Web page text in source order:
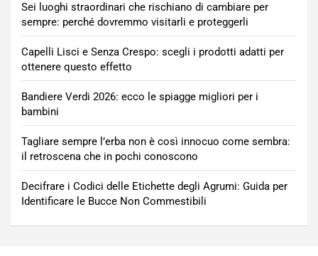
Sei luoghi straordinari che rischiano di cambiare per
sempre: perché dovremmo visitarli e proteggerli
Capelli Lisci e Senza Crespo: scegli i prodotti adatti per
ottenere questo effetto
Bandiere Verdi 2026: ecco le spiagge migliori per i
bambini
Tagliare sempre l’erba non è così innocuo come sembra:
il retroscena che in pochi conoscono
Decifrare i Codici delle Etichette degli Agrumi: Guida per
Identificare le Bucce Non Commestibili